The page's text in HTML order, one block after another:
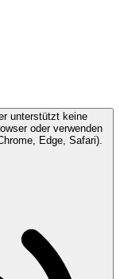
unterstützt keine
oder verwenden
Edge, Safari).